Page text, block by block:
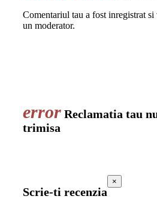
Comentariul tau a fost inregistrat
un moderator.
Reclamatia tau
trimisa
Scrie-ti recenzia
×